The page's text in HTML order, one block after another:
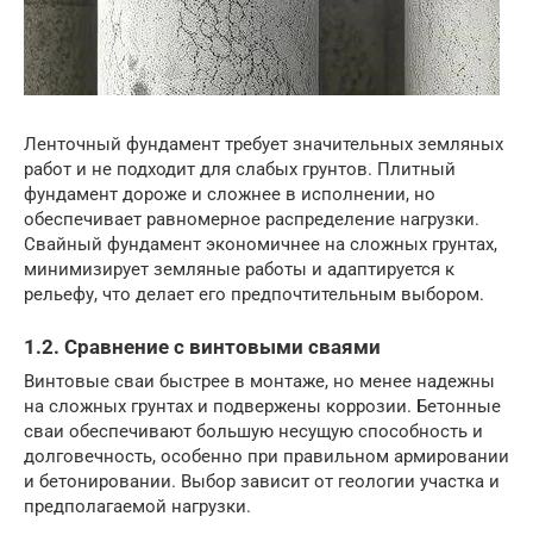
Ленточный фундамент требует значительных земляных
работ и не подходит для слабых грунтов. Плитный
фундамент дороже и сложнее в исполнении, но
обеспечивает равномерное распределение нагрузки.
Свайный фундамент экономичнее на сложных грунтах,
минимизирует земляные работы и адаптируется к
рельефу, что делает его предпочтительным выбором.
1.2. Сравнение с винтовыми сваями
Винтовые сваи быстрее в монтаже, но менее надежны
на сложных грунтах и подвержены коррозии. Бетонные
сваи обеспечивают большую несущую способность и
долговечность, особенно при правильном армировании
и бетонировании. Выбор зависит от геологии участка и
предполагаемой нагрузки.